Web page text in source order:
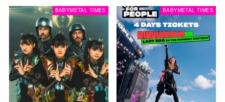
BABYMETAL TIMES BABYMETAL TIMES